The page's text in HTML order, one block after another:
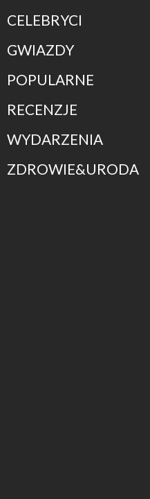
CELEBRYCI
GWIAZDY
POPULARNE
RECENZJE
WYDARZENIA
ZDROWIE&URODA